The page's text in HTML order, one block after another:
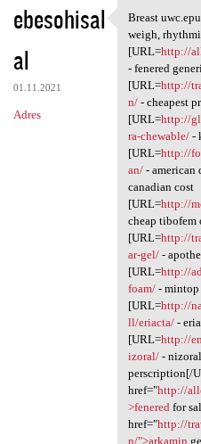
ebesohisal
al
01.11.2021
Adres
Breast
Breast
weigh,
[URL=http://
- fenered
[URL=http://
n/- cheapest
[URL=http://
ra-chewable/-
[URL=http://
an/- american
canadian cost
[URL=http://
cheap
[URL=http://
ar-gel/-
[URL=http://
foam/- mintop
[URL=http://
ll/eriacta/-
[URL=http://
izoral/-
perscription[/
href="http://
>fenered for
href="http://
n/">arkamin